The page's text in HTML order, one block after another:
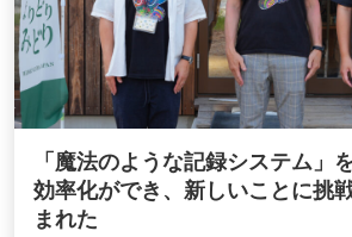
「魔法のような記録システム」
効率化ができ、新しいことに挑
まれた